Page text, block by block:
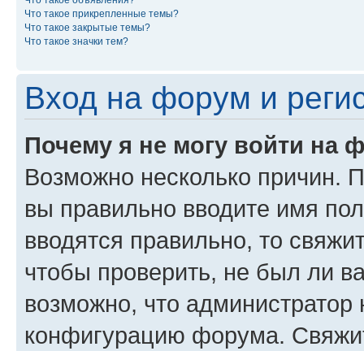
Что такое прикрепленные темы?
Что такое закрытые темы?
Что такое значки тем?
Вход на форум и
Почему я не могу войти на
Возможно несколько причин.
вы правильно вводите имя
вводятся правильно, то
чтобы проверить, не был ли
возможно, что администратор
конфигурацию форума.